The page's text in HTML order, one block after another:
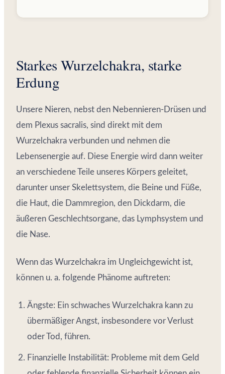
Starkes Wurzelchakra, starke
Erdung
Unsere Nieren, nebst den Nebennieren-Drüsen und
dem Plexus sacralis, sind direkt mit dem
Wurzelchakra verbunden und nehmen die
Lebensenergie auf. Diese Energie wird dann weiter
an verschiedene Teile unseres Körpers geleitet,
darunter unser Skelettsystem, die Beine und Füße,
die Haut, die Dammregion, den Dickdarm, die
äußeren Geschlechtsorgane, das Lymphsystem und
die Nase.
Wenn das Wurzelchakra im Ungleichgewicht ist,
können u. a. folgende Phänome auftreten:
Ängste: Ein schwaches Wurzelchakra kann zu
übermäßiger Angst, insbesondere vor Verlust
oder Tod, führen.
Finanzielle Instabilität: Probleme mit dem Geld